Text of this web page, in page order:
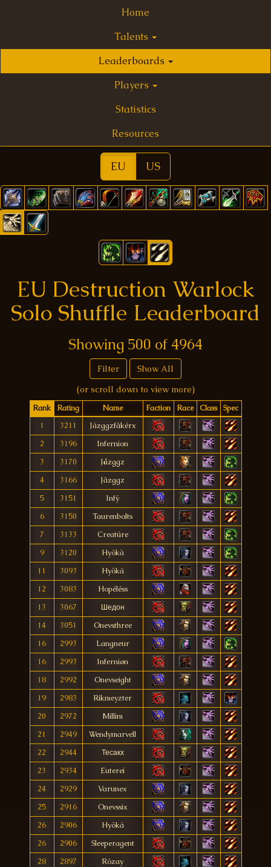
Home
Talents
Leaderboards
Players
Statistics
Resources
EU US
EU Destruction Warlock
Solo Shuffle Leaderboard
Showing 500 of 4964
Filter
Show All
(or scroll down to view more)
Rank Rating Name Faction Race Class
Spec
1
3211
Jázggzfâkérx
2
3196
Infernion
3
3170
Jåzggz
4
3166
Jâzggz
5
3151
Infý
6
3150
Taurenbolts
7
3133
Creatúre
9
3120
Hyökà
11
3093
Hyökä
12
3083
Hopéléss
13
3067
Шедон
14
3051
Onevsthree
16
2993
Langneur
16
2993
Inferniøn
18
2992
Onevseight
19
2983
Rikmeyzter
20
2972
Millim
21
2949
Wendymarvell
22
2944
Тесакх
23
2934
Euterei
24
2929
Varunex
25
2916
Onevssix
26
2906
Hyöká
26
2906
Sleeperagent
28
2897
Rózay